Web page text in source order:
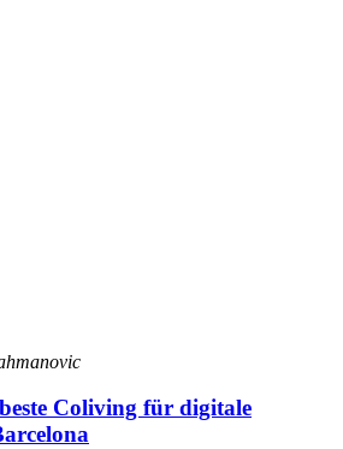
Coliving für digitale